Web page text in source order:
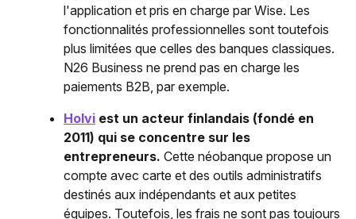
l'application et pris en charge par Wise. Les
fonctionnalités professionnelles sont toutefois
plus limitées que celles des banques classiques.
N26 Business ne prend pas en charge les
paiements B2B, par exemple.
Holvi est un acteur finlandais (fondé en
2011) qui se concentre sur les
entrepreneurs. Cette néobanque propose un
compte avec carte et des outils administratifs
destinés aux indépendants et aux petites
équipes. Toutefois, les frais ne sont pas toujours